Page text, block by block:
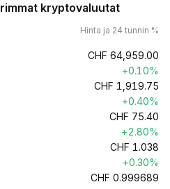
kryptovaluutat
Hinta ja 24 tunnin %
CHF 64,959.00
+0.10%
CHF 1,919.75
+0.40%
CHF 75.40
+2.80%
CHF 1.038
+0.30%
CHF 0.999689